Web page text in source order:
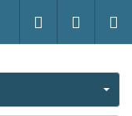
Поиск
Вход на